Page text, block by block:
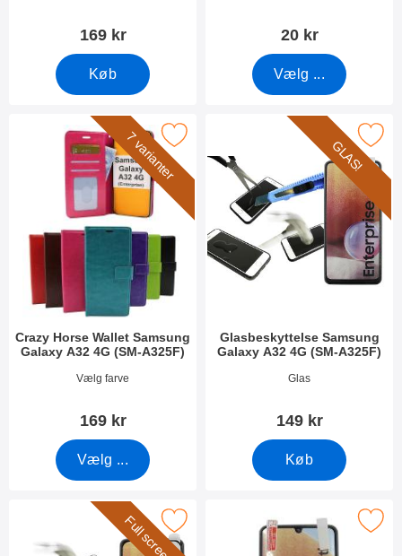
169 kr
Køb
20 kr
Vælg ...
7 varianter
Crazy Horse Wallet Samsung
Galaxy A32 4G (SM-A325F)
Varenr 40785Vælg farve
169 kr
Vælg ...
Horse Wallet Samsung Galaxy A32 4G (SM-A325F) som
GLAS!
Glasbeskyttelse Samsung
Galaxy A32 4G (SM-A325F)
Varenr 40783Glas
149 kr
Køb
Marker glasbeskyttelse Samsung Galaxy
Full screen!
Glasbeskyttelse Samsung Galaxy A32 4G (SM-A325F) som
Marker skärmskydd Samsung Galaxy